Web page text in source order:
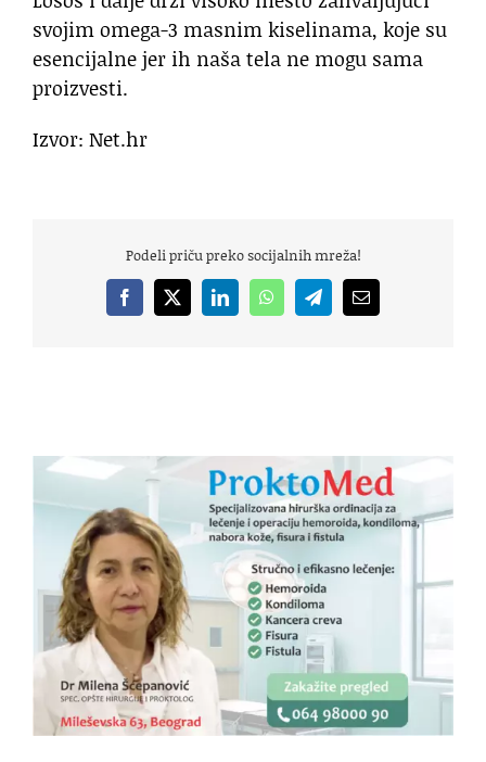
svojim omega-3 masnim kiselinama, koje su
esencijalne jer ih naša tela ne mogu sama
proizvesti.
Izvor: Net.hr
Podeli priču preko socijalnih mreža!
Facebook
X LinkedInWhatsAppTelegramEmail